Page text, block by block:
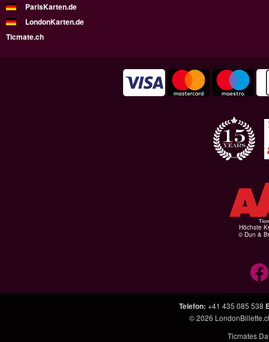
ParisKarten.de
LondonKarten.de
Ticmate.ch
Höchste
© Dun &
Telefon: +41 435 085 538
© 2026
Ticmates